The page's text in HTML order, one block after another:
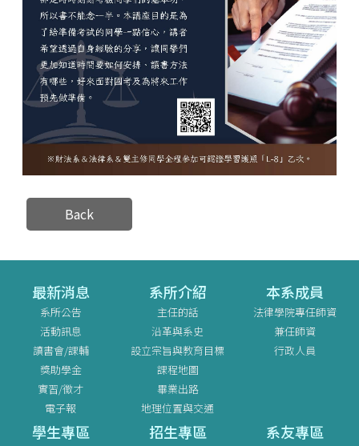
Back
最新消息
系所公告
活動訊息
讀書會/課輔
獎助學金
實習/徵才
電子報
系所介紹
主任的話
沿革與系史
設立宗旨與教育目標
課程地圖
畢業出路
地理位置與交通
本系成員
法律學院專任師資
兼任師資
行政人員
學生專區 招生專區 系友專區